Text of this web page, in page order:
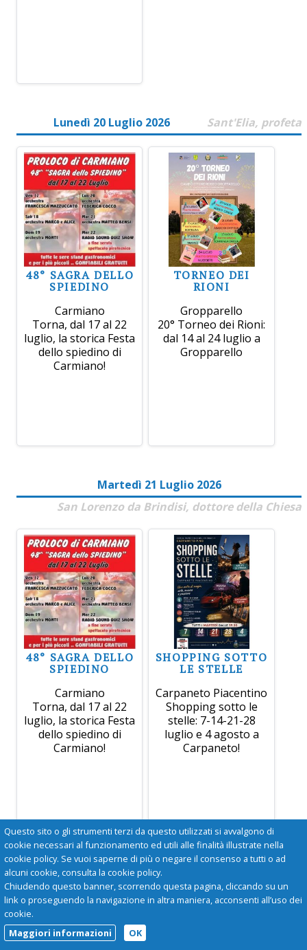
Lunedì 20 Luglio 2026 Sant'Elia, profeta
48° SAGRA DELLO
SPIEDINO
Carmiano
Torna, dal 17 al 22
luglio, la storica Festa
dello spiedino di
Carmiano!
TORNEO DEI
RIONI
Gropparello
20° Torneo dei Rioni:
dal 14 al 24 luglio a
Gropparello
Martedì 21 Luglio 2026
San Lorenzo da Brindisi, dottore della Chiesa
48° SAGRA DELLO
SPIEDINO
Carmiano
Torna, dal 17 al 22
luglio, la storica Festa
dello spiedino di
Carmiano!
SHOPPING SOTTO
LE STELLE
Carpaneto Piacentino
Shopping sotto le
stelle: 7-14-21-28
luglio e 4 agosto a
Carpaneto!
Questo sito o gli strumenti terzi da questo utilizzati si avvalgono di
cookie necessari al funzionamento ed utili alle finalità illustrate nella
cookie policy. Se vuoi saperne di più o negare il consenso a tutti o ad
alcuni cookie, consulta la cookie policy.
Chiudendo questo banner, scorrendo questa pagina, cliccando su un
link o proseguendo la navigazione in altra maniera, acconsenti all’uso dei
cookie.
Maggiori informazioni
OK